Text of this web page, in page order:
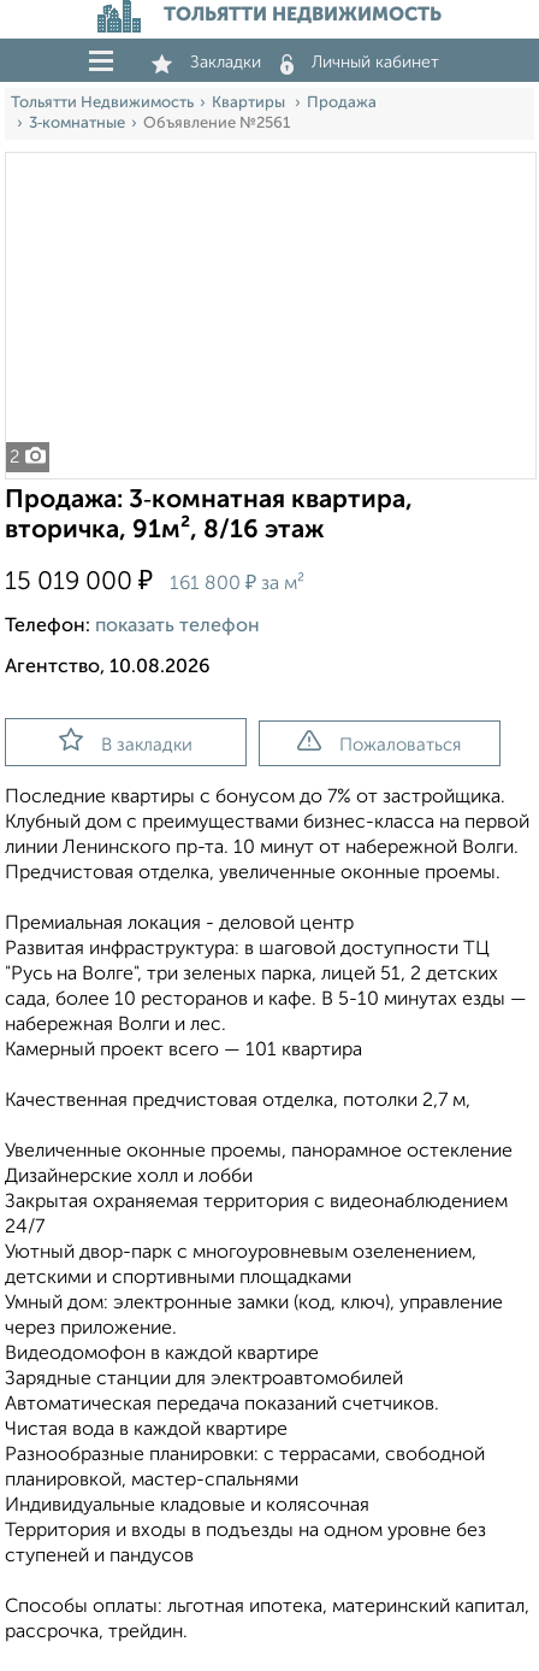
ТОЛЬЯТТИ НЕДВИЖИМОСТЬ
Закладки Личный кабинет
Тольятти Недвижимость Квартиры
Продажа
3‑комнатные
Объявление №2561
2
Продажа: 3‑комнатная квартира,
вторичка, 91м², 8/16 этаж
15 019 000 ₽ 161 800 ₽ за м²
Телефон: показать телефон
Агентство, 10.08.2026
В закладки Пожаловаться
Последние квартиры с бонусом до 7% от застройщика.
Клубный дом с преимуществами бизнес-класса на первой
линии Ленинского пр-та. 10 минут от набережной Волги.
Предчистовая отделка, увеличенные оконные проемы.
Премиальная локация - деловой центр
Развитая инфраструктура: в шаговой доступности ТЦ
"Русь на Волге", три зеленых парка, лицей 51, 2 детских
сада, более 10 ресторанов и кафе. В 5-10 минутах езды —
набережная Волги и лес.
Камерный проект всего — 101 квартира
Качественная предчистовая отделка, потолки 2,7 м,
Увеличенные оконные проемы, панорамное остекление
Дизайнерские холл и лобби
Закрытая охраняемая территория с видеонаблюдением
24/7
Уютный двор-парк с многоуровневым озеленением,
детскими и спортивными площадками
Умный дом: электронные замки (код, ключ), управление
через приложение.
Видеодомофон в каждой квартире
Зарядные станции для электроавтомобилей
Автоматическая передача показаний счетчиков.
Чистая вода в каждой квартире
Разнообразные планировки: с террасами, свободной
планировкой, мастер-спальнями
Индивидуальные кладовые и колясочная
Территория и входы в подъезды на одном уровне без
ступеней и пандусов
Способы оплаты: льготная ипотека, материнский капитал,
рассрочка, трейдин.